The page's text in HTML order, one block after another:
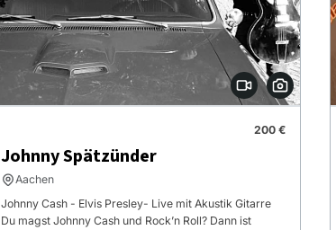
200 €
Johnny Spätzünder
Aachen
Johnny Cash - Elvis Presley- Live mit Akustik Gitarre
Du magst Johnny Cash und Rock’n Roll? Dann ist